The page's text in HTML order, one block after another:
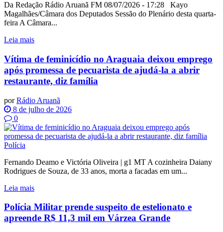
Da Redação Rádio Aruanã FM 08/07/2026 - 17:28 Kayo
Magalhães/Câmara dos Deputados Sessão do Plenário desta quarta-
feira A Câmara...
Leia mais
Vítima de feminicídio no Araguaia deixou emprego
após promessa de pecuarista de ajudá-la a abrir
restaurante, diz família
por Rádio Aruanã
8 de julho de 2026
0
Polícia
Fernando Deamo e Victória Oliveira | g1 MT A cozinheira Daiany
Rodrigues de Souza, de 33 anos, morta a facadas em um...
Leia mais
Polícia Militar prende suspeito de estelionato e
apreende R$ 11,3 mil em Várzea Grande